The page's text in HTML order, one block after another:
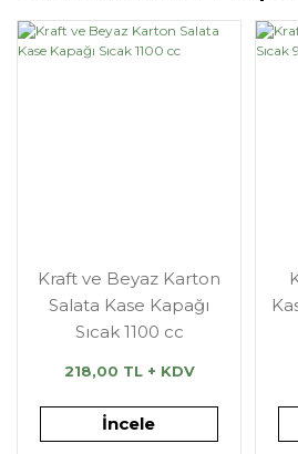
Kraft ve Beyaz Karton
Salata Kase Kapağı
Sıcak 1100 cc
218,00 TL + KDV
İncele